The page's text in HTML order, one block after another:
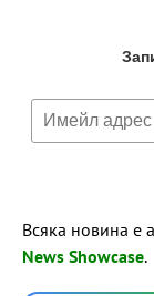
Всяка новина е
News Showcase.